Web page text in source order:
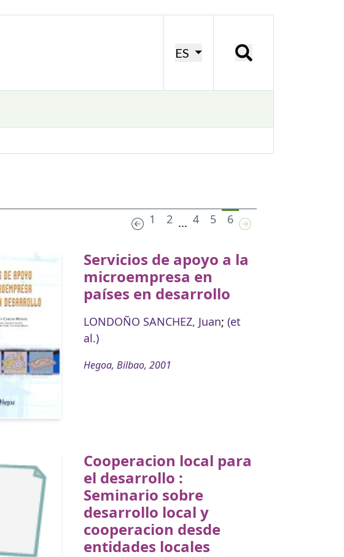
ES
1 2 ... 4 5 6
Servicios de apoyo a la
microempresa en
países en desarrollo
LONDOÑO SANCHEZ, Juan; (et
al.)
Hegoa, Bilbao, 2001
Cooperacion local para
el desarrollo :
Seminario sobre
desarrollo local y
cooperacion desde
entidades locales